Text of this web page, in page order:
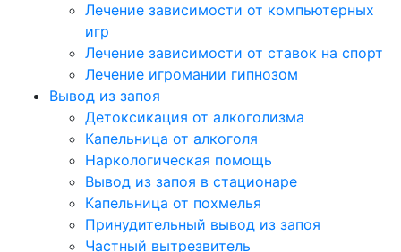
Лечение зависимости от компьютерных
игр
Лечение зависимости от ставок на спорт
Лечение игромании гипнозом
Вывод из запоя
Детоксикация от алкоголизма
Капельница от алкоголя
Наркологическая помощь
Вывод из запоя в стационаре
Капельница от похмелья
Принудительный вывод из запоя
Частный вытрезвитель